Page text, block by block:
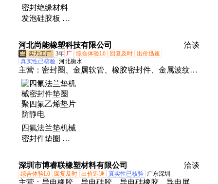
密封绝缘材料
发泡硅胶板 薄
垫片 垫圈 封条
河北尚能橡塑科技有限公司 洽谈
3年 厂 综合体验L0 回复及时 出价迅速
真实性已核验 河北衡水
主营： 密封圈、金属软管、橡胶密封件、金属波纹
管、防尘密封硅胶圈
四氟法兰垫机械
密封件垫圈 聚
防静电
深圳市博睿联橡塑材料有限公司 洽谈
综合体验L0 回复及时 出价迅速 真实性已核验 广东深圳